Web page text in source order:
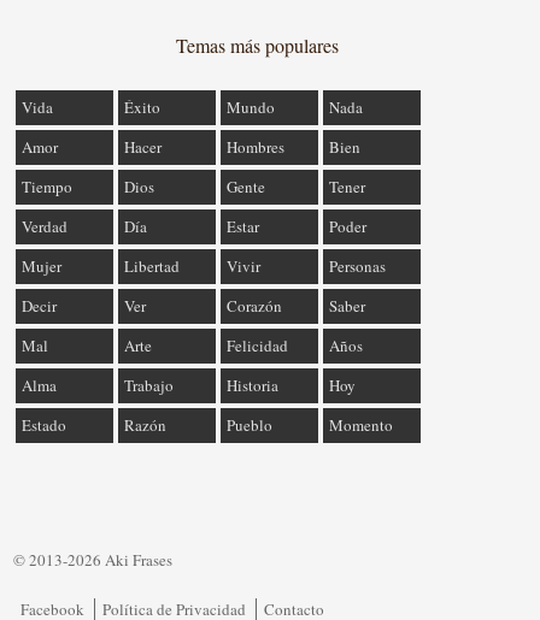
Temas más populares
Vida Éxito Mundo
Nada
Amor
Hacer Hombres
Bien
Tiempo
Dios Gente
Tener
Verdad
Día Estar
Poder
Mujer
Libertad Vivir
Personas
Decir
Ver Corazón
Saber
Mal
Arte Felicidad
Años
Alma
Trabajo Historia
Hoy
Estado
Razón Pueblo Momento
© 2013-2026 Aki Frases
Facebook Política de Privacidad Contacto